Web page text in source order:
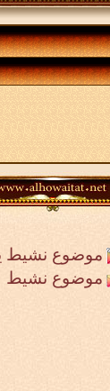
موضوع نشيط
موضوع نشيط